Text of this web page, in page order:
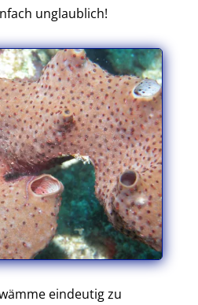
unglaublich!
eindeutig zu